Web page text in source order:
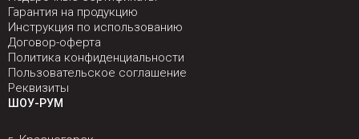
Гарантия на продукцию
Инструкция по использованию
Договор-оферта
Политика конфиденциальности
Пользовательское соглашение
Реквизиты
ШОУ-РУМ